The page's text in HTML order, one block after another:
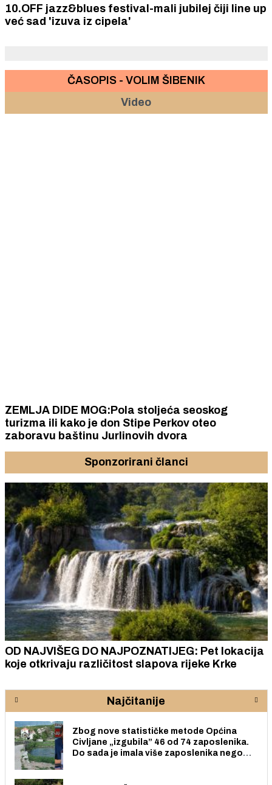
10.OFF jazz&blues festival-mali jubilej čiji line up
već sad 'izuva iz cipela'
ČASOPIS - VOLIM ŠIBENIK
Video
ZEMLJA DIDE MOG:Pola stoljeća seoskog
turizma ili kako je don Stipe Perkov oteo
zaboravu baštinu Jurlinovih dvora
Sponzorirani članci
OD NAJVIŠEG DO NAJPOZNATIJEG: Pet lokacija
koje otkrivaju različitost slapova rijeke Krke
Najčitanije
Zbog nove statističke metode Općina
Civljane „izgubila” 46 od 74 zaposlenika.
Do sada je imala više zaposlenika nego